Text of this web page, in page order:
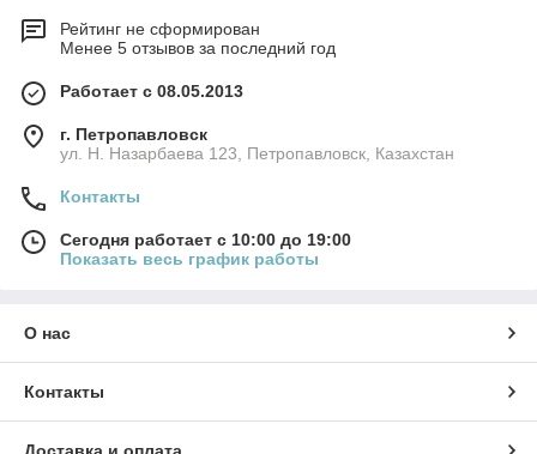
Рейтинг не сформирован
Менее 5 отзывов за последний год
Работает с 08.05.2013
г. Петропавловск
ул. Н. Назарбаева 123, Петропавловск, Казахстан
Контакты
Сегодня работает с 10:00 до 19:00
Показать весь график работы
О нас
Контакты